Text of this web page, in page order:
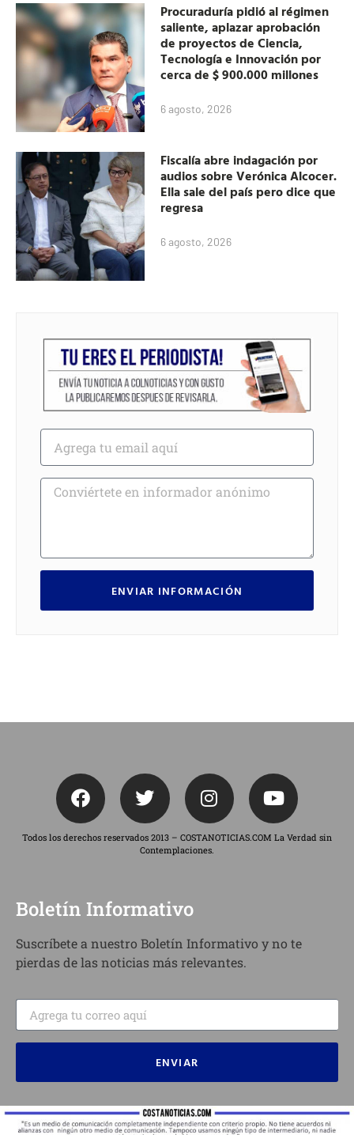
Procuraduría pidió al régimen
saliente, aplazar aprobación
de proyectos de Ciencia,
Tecnología e Innovación por
cerca de $ 900.000 millones
6 agosto, 2026
Fiscalía abre indagación por
audios sobre Verónica Alcocer.
Ella sale del país pero dice que
regresa
6 agosto, 2026
ENVIAR INFORMACIÓN
Todos los derechos reservados 2013 – COSTANOTICIAS.COM La Verdad sin
Contemplaciones.
Boletín Informativo
Suscríbete a nuestro Boletín Informativo y no te
pierdas de las noticias más relevantes.
ENVIAR